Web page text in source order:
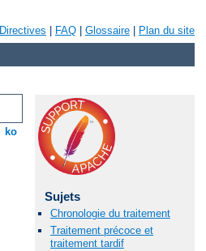
Directives FAQ Glossaire Plan du site
ko
Sujets
Chronologie du traitement
Traitement précoce et
traitement tardif